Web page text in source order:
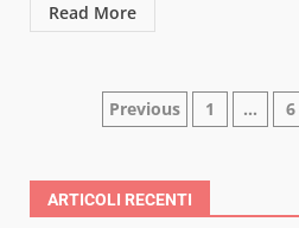
Read More
Paginazione
articoli
Previous 1 … 6
ARTICOLI RECENTI